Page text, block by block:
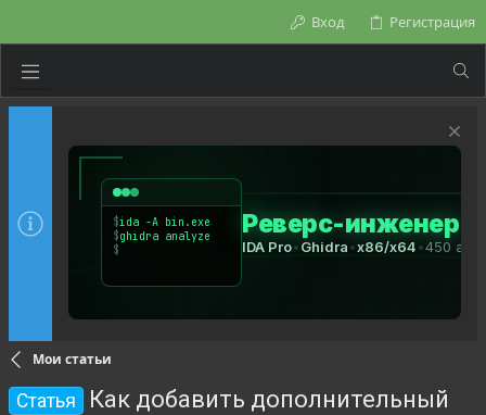
Вход Регистрация
Мои статьи
Статья
Как добавить дополнительный